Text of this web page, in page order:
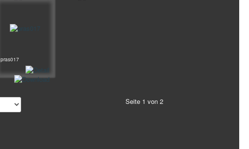
pras017
Seite 1 von 2